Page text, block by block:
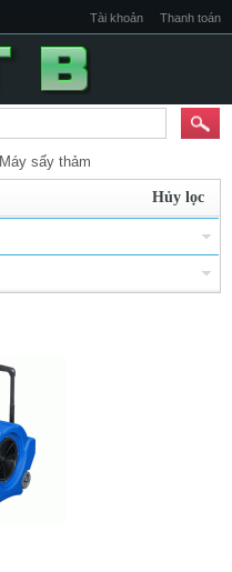
Tài khoản Thanh toán
Máy sấy thảm
Hủy lọc